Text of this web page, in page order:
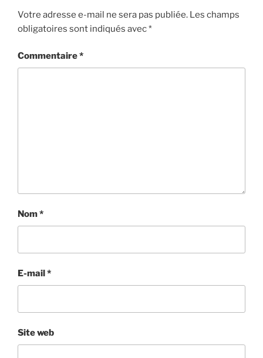
Votre adresse e-mail ne sera pas publiée. Les champs
obligatoires sont indiqués avec*
Commentaire*
Nom*
E-mail*
Site web